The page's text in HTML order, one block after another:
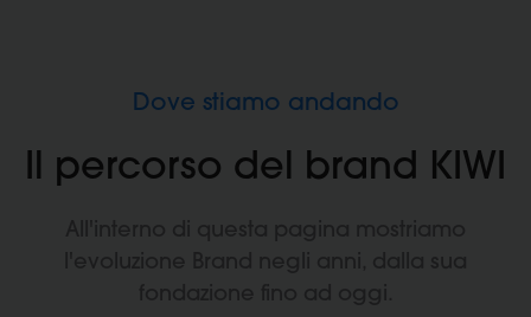
Dove stiamo andando
Il percorso del brand KIWI